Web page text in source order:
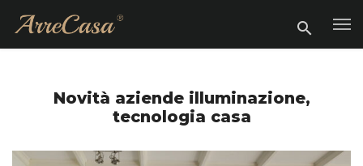
Novità aziende illuminazione,
tecnologia casa